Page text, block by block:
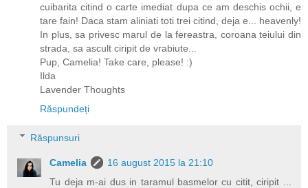
cuibarita citind o carte imediat dupa ce am deschis ochii, e
tare fain! Daca stam aliniati toti trei citind, deja e... heavenly!
In plus, sa privesc marul de la fereastra, coroana teiului din
strada, sa ascult ciripit de vrabiute...
Pup, Camelia! Take care, please! :)
Ilda
Lavender Thoughts
Răspundeți
Răspunsuri
Camelia
16 august 2015 la 21:10
Tu deja m-ai dus in taramul basmelor cu citit, ciripit ...